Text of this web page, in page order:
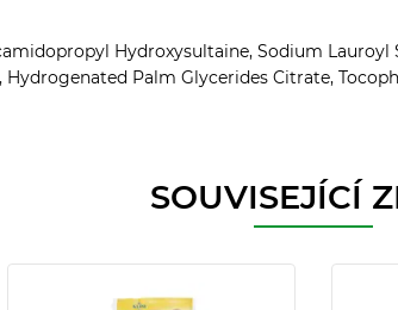
Hydroxysultaine, Sodium
Palm Glycerides Citrate,
SOUVISEJÍCÍ